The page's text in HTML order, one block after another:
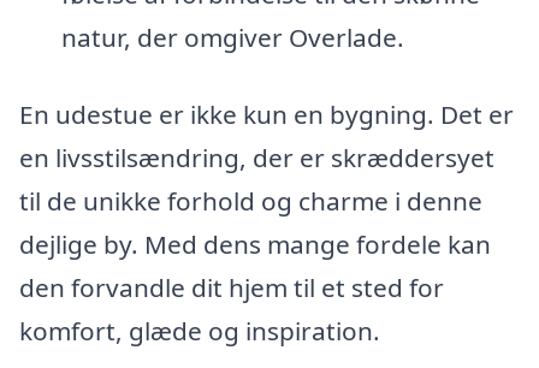
natur, der omgiver Overlade.
En udestue er ikke kun en bygning. Det er
en livsstilsændring, der er skræddersyet
til de unikke forhold og charme i denne
dejlige by. Med dens mange fordele kan
den forvandle dit hjem til et sted for
komfort, glæde og inspiration.